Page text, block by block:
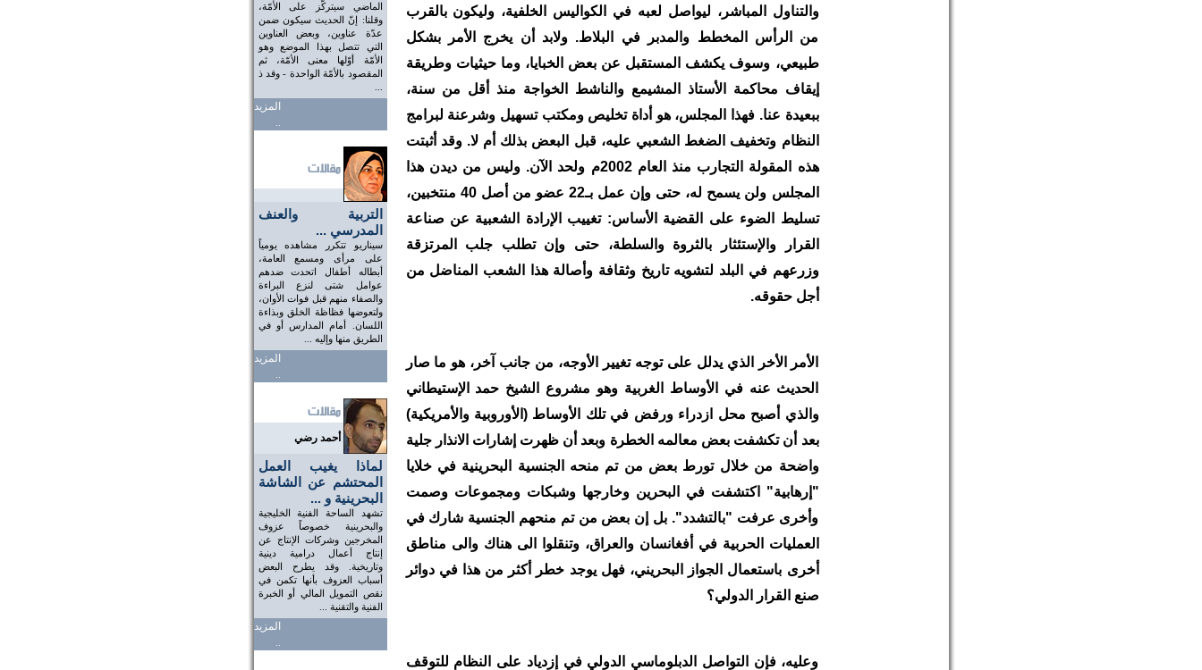
الماضي سيتركّز على الأمّة،
وقلنا: إنّ الحديث سيكون ضمن
عدّة عناوين، وبعض العناوين
التي تتصل بهذا الموضع وهو
الأمّة أوّلها معنى الأمّة، ثم
المقصود بالأمّة الواحدة - وقد ذ
المزيد
..
التربية والعنف
المدرسي ...
سيناريو تتكرر مشاهده يومياً
على مرأى ومسمع العامة،
أبطاله أطفال اتحدت ضدهم
عوامل شتى لنزع البراءة
والصفاء منهم قبل فوات الأوان،
ولتعوضها فظاظة الخلق وبذاءة
اللسان. أمام المدارس أو في
الطريق منها وإليه ...
المزيد
..
أحمد رضي
لماذا يغيب العمل
المحتشم عن الشاشة
البحرينية و ...
تشهد الساحة الفنية الخليجية
والبحرينية خصوصاً عزوف
المخرجين وشركات الإنتاج عن
إنتاج أعمال درامية دينية
وتاريخية. وقد يطرح البعض
أسباب العزوف بأنها تكمن في
نقص التمويل المالي أو الخبرة
الفنية والتقنية ...
المزيد
..
والتناول المباشر، ليواصل لعبه في الكواليس الخلفية، وليكون بالقرب
من الرأس المخطط والمدبر في البلاط. ولابد أن يخرج الأمر بشكل
طبيعي، وسوف يكشف المستقبل عن بعض الخبايا، وما حيثيات وطريقة
إيقاف محاكمة الأستاذ المشيمع والناشط الخواجة منذ أقل من سنة،
ببعيدة عنا. فهذا المجلس، هو أداة تخليص ومكتب تسهيل وشرعنة لبرامج
النظام وتخفيف الضغط الشعبي عليه، قبل البعض بذلك أم لا. وقد أثبتت
هذه المقولة التجارب منذ العام 2002م ولحد الآن. وليس من ديدن هذا
المجلس ولن يسمح له، حتى وإن عمل بـ22 عضو من أصل 40 منتخبين،
تسليط الضوء على القضية الأساس: تغييب الإرادة الشعبية عن صناعة
القرار والإستئثار بالثروة والسلطة، حتى وإن تطلب جلب المرتزقة
وزرعهم في البلد لتشويه تاريخ وثقافة وأصالة هذا الشعب المناضل من
أجل حقوقه.
الأمر الأخر الذي يدلل على توجه تغيير الأوجه، من جانب آخر، هو ما صار
الحديث عنه في الأوساط الغربية وهو مشروع الشيخ حمد الإستيطاني
والذي أصبح محل ازدراء ورفض في تلك الأوساط (الأوروبية والأمريكية)
بعد أن تكشفت بعض معالمه الخطرة وبعد أن ظهرت إشارات الانذار جلية
واضحة من خلال تورط بعض من تم منحه الجنسية البحرينية في خلايا
"إرهابية" اكتشفت في البحرين وخارجها وشبكات ومجموعات وصمت
وأخرى عرفت "بالتشدد". بل إن بعض من تم منحهم الجنسية شارك في
العمليات الحربية في أفغانسان والعراق، وتنقلوا الى هناك والى مناطق
أخرى باستعمال الجواز البحريني، فهل يوجد خطر أكثر من هذا في دوائر
صنع القرار الدولي؟
وعليه، فإن التواصل الدبلوماسي الدولي في إزدياد على النظام للتوقف